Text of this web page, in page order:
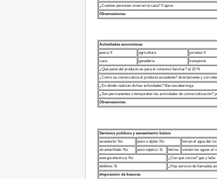
¿Cuántas personas viven en la casa? 5 aprox.
Observaciones
Actividades económicas
pesca X
agricultura
jornaleo X
caza
ganadería
transporte
¿Qué parte del producto es para el consumo familiar? el 10 %
¿Cómo se comercializa el producto excedente? directamente y con
¿En dónde realizan dichas actividades? Barrancabermeja
¿Son permanentes o temporales las actividades de comercialización?
Observaciones
Servicios públicos y saneamiento básico
acueducto: No
pozo o aljibe: No
toman el agua del
alcantarillado: No
pozo séptico: Si letrina
vierten las aguas al
energía eléctrica: No
¿Con qué cocina? gas y leña
teléfono: Si
¿Hay servicio de llamadas
disposición de basuras